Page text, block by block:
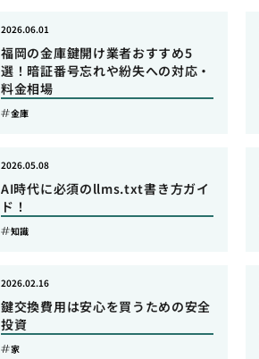
福岡の金庫鍵開け業者おすすめ5
選！暗証番号忘れや紛失への対応・
料金相場
2026.06.01
金庫
AI時代に必須のllms.txt書き方ガイ
ド！
2026.05.08
知識
鍵交換費用は安心を買うための安全
投資
2026.02.16
家